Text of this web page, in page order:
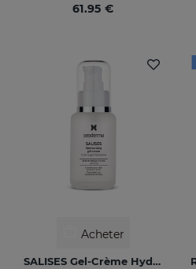
61.95 €
Acheter
SALISES Gel-Crème Hydratant